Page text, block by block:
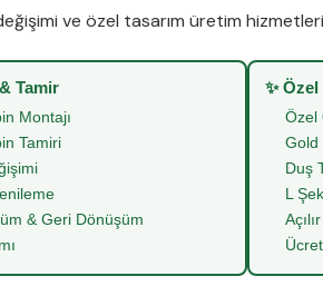
ve özel tasarım üretim
Tamir
Montajı
Tamiri
& Geri Dönüşüm
✨
Özel
Gold
Duş
L